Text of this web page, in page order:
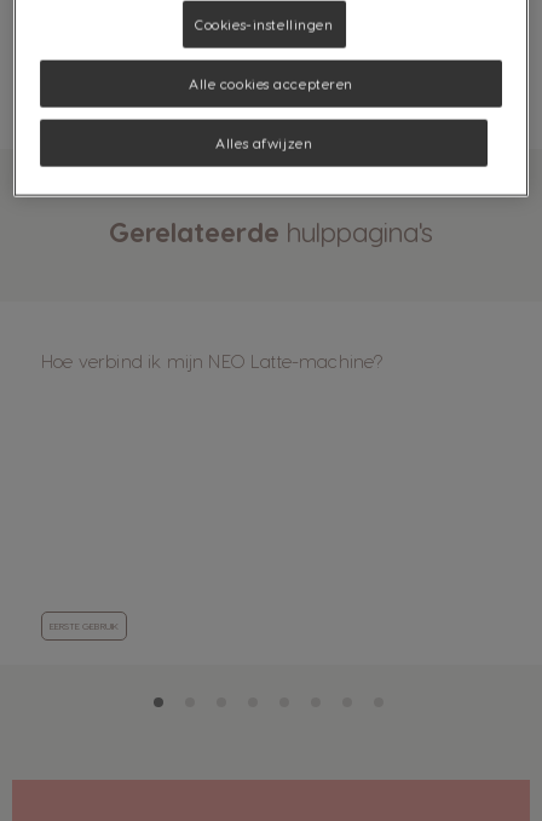
Volg de volgende stappen
Latte-machine (opnieuw) te verbinden
met bluetooth.
Gerelateerde hulppagina's
Hoe verbind ik mijn NEO Latte-machine?
EERSTE GEBRUIK
Cookies-instellingen
Alles afwijzen
Alle cookies accepteren